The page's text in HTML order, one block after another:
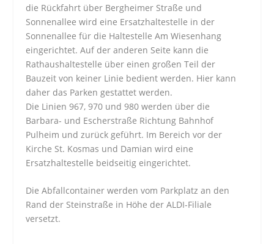
die Rückfahrt über Bergheimer Straße und
Sonnenallee wird eine Ersatzhaltestelle in der
Sonnenallee für die Haltestelle Am Wiesenhang
eingerichtet. Auf der anderen Seite kann die
Rathaushaltestelle über einen großen Teil der
Bauzeit von keiner Linie bedient werden. Hier kann
daher das Parken gestattet werden.
Die Linien 967, 970 und 980 werden über die
Barbara- und Escherstraße Richtung Bahnhof
Pulheim und zurück geführt. Im Bereich vor der
Kirche St. Kosmas und Damian wird eine
Ersatzhaltestelle beidseitig eingerichtet.
Die Abfallcontainer werden vom Parkplatz an den
Rand der Steinstraße in Höhe der ALDI-Filiale
versetzt.